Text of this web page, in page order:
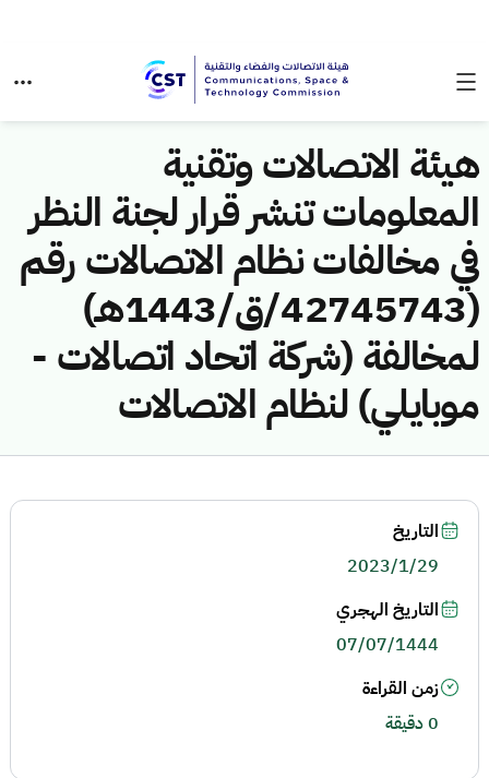
هيئة الاتصالات وتقنية
المعلومات تنشر قرار لجنة النظر
في مخالفات نظام الاتصالات رقم
(42745743/ق/1443هـ)
لمخالفة (شركة اتحاد اتصالات -
موبايلي) لنظام الاتصالات
التاريخ
2023/1/29
التاريخ الهجري
07/07/1444
زمن القراءة
0 دقيقة